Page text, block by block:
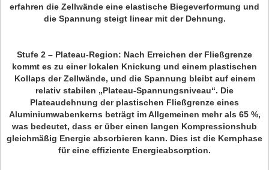
erfahren die Zellwände eine elastische Biegeverformung und
die Spannung steigt linear mit der Dehnung.
Stufe 2 – Plateau-Region: Nach Erreichen der Fließgrenze
kommt es zu einer lokalen Knickung und einem plastischen
Kollaps der Zellwände, und die Spannung bleibt auf einem
relativ stabilen „Plateau-Spannungsniveau“. Die
Plateaudehnung der plastischen Fließgrenze eines
Aluminiumwabenkerns beträgt im Allgemeinen mehr als 65 %,
was bedeutet, dass er über einen langen Kompressionshub
gleichmäßig Energie absorbieren kann. Dies ist die Kernphase
für eine effiziente Energieabsorption.